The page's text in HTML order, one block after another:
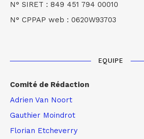
N° SIRET : 849 451 794 00010
N° CPPAP web : 0620W93703
EQUIPE
Comité de Rédaction
Adrien Van Noort
Gauthier Moindrot
Florian Etcheverry